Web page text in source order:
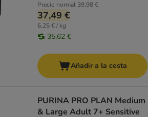
Precio normal 39,98 €
37,49 €
6,25 € / kg
35,62 €
Añadir a la cesta
PURINA PRO PLAN Medium
& Large Adult 7+ Sensitive